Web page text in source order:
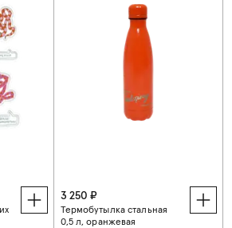
3 250 ₽
Термобутылка стальная
0,5 л, оранжевая